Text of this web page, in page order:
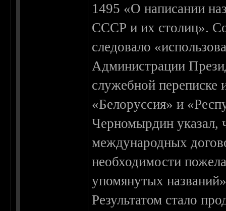
1495 «О написании
СССР и их столиц».
следовало
Администрации
служебной переписке
«Белоруссия» и
Черномырдин указал,
международных
необходимости
упомянутых
Результатом стало